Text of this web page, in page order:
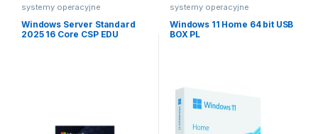
systemy operacyjne
Windows Server Standard
2025 16 Core CSP EDU
systemy operacyjne
Windows 11 Home 64 bit USB
BOX PL